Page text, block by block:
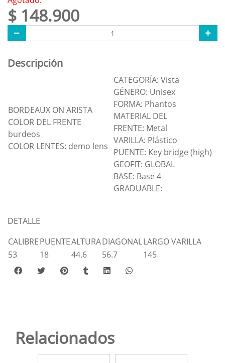
$ 148.900
Descripción
BORDEAUX ON ARISTA
COLOR DEL FRENTE
burdeos
COLOR LENTES: demo lens
CATEGORÍA: Vista
GÉNERO: Unisex
FORMA: Phantos
MATERIAL DEL
FRENTE: Metal
VARILLA: Plástico
PUENTE: Key bridge (high)
GEOFIT: GLOBAL
BASE: Base 4
GRADUABLE:
DETALLE
CALIBREPUENTEALTURADIAGONALLARGO VARILLA
53
18 44.6 56.7 145
Relacionados